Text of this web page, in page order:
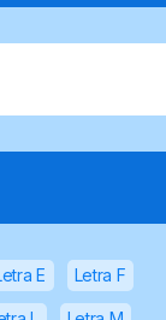
E Letra F